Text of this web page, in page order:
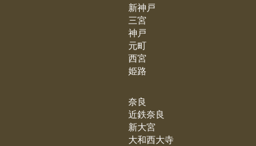
新神戸
三宮
神戸
元町
西宮
姫路
奈良
近鉄奈良
新大宮
大和西大寺